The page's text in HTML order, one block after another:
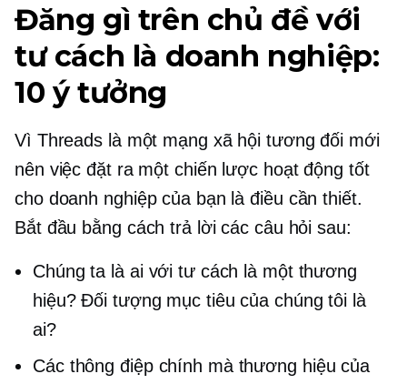
Đăng gì trên chủ đề với
tư cách là doanh nghiệp:
10 ý tưởng
Vì Threads là một mạng xã hội tương đối mới
nên việc đặt ra một chiến lược hoạt động tốt
cho doanh nghiệp của bạn là điều cần thiết.
Bắt đầu bằng cách trả lời các câu hỏi sau:
Chúng ta là ai với tư cách là một thương
hiệu? Đối tượng mục tiêu của chúng tôi là
ai?
Các thông điệp chính mà thương hiệu của